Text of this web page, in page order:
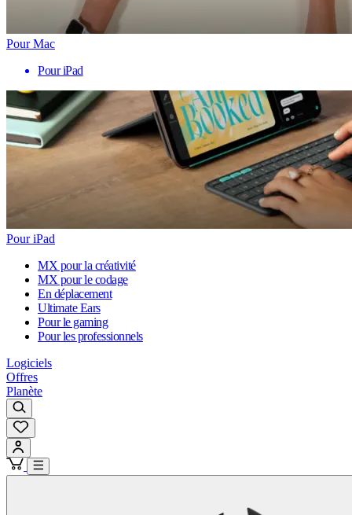
Pour Mac
Pour iPad
Pour iPad
MX pour la créativité
MX pour le codage
En déplacement
Ultimate Ears
Pour le gaming
Pour les professionnels
Logiciels
Offres
Planète